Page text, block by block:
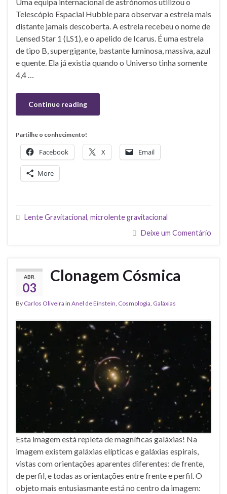
Telescópio Espacial Hubble para observar a estrela mais
distante jamais descoberta. A estrela recebeu o nome de
Lensed Star 1 (LS1), e o apelido de Icarus. É uma estrela
de tipo B, supergigante, bastante luminosa, massiva, azul
e quente. Ela já existia quando o Universo tinha somente
4,4 …
Continue reading
Partilhe o conhecimento!
Facebook X Email
More
Lente Gravitacional, microlente gravitacional
Deixe um Comentário
ABR
03
Clonagem Cósmica
By Carlos Oliveira in Anel de Einstein Cosmologia Galáxias
Esta imagem está repleta de magníficas galáxias! Na
imagem existem galáxias elípticas e galáxias espirais,
vistas com orientações aparentes diferentes: de frente,
de perfil, e todas as orientações entre frente e perfil. O
objeto mais entusiasmante está no centro da imagem: